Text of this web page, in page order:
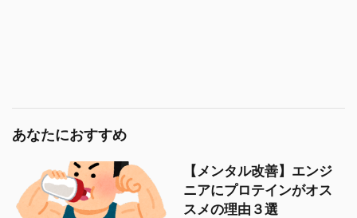
あなたにおすすめ
【メンタル改善】エンジ
ニアにプロテインがオス
スメの理由３選